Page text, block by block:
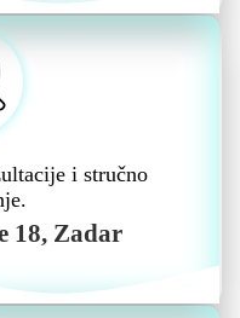
i stručno
18, Zadar